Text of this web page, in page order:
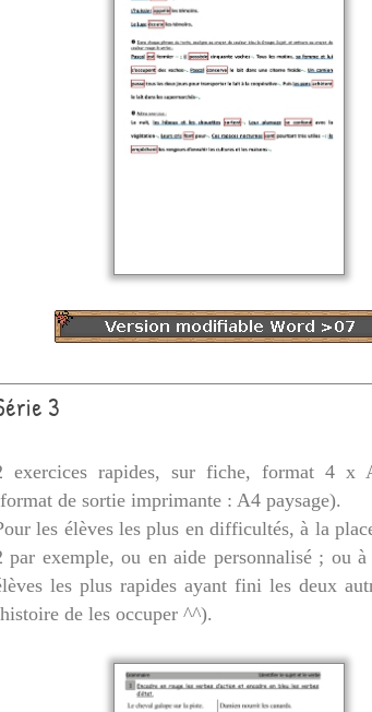
3
exercices rapides, sur fiche, format 4 x
de sortie imprimante : A4 paysage).
les élèves les plus en difficultés, à la
par exemple, ou en aide personnalisé ; ou
les plus rapides ayant fini les deux
de les occuper ^^).